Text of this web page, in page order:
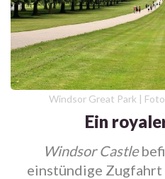
Windsor Great Park |
Ein
Windsor Castle
einstündige